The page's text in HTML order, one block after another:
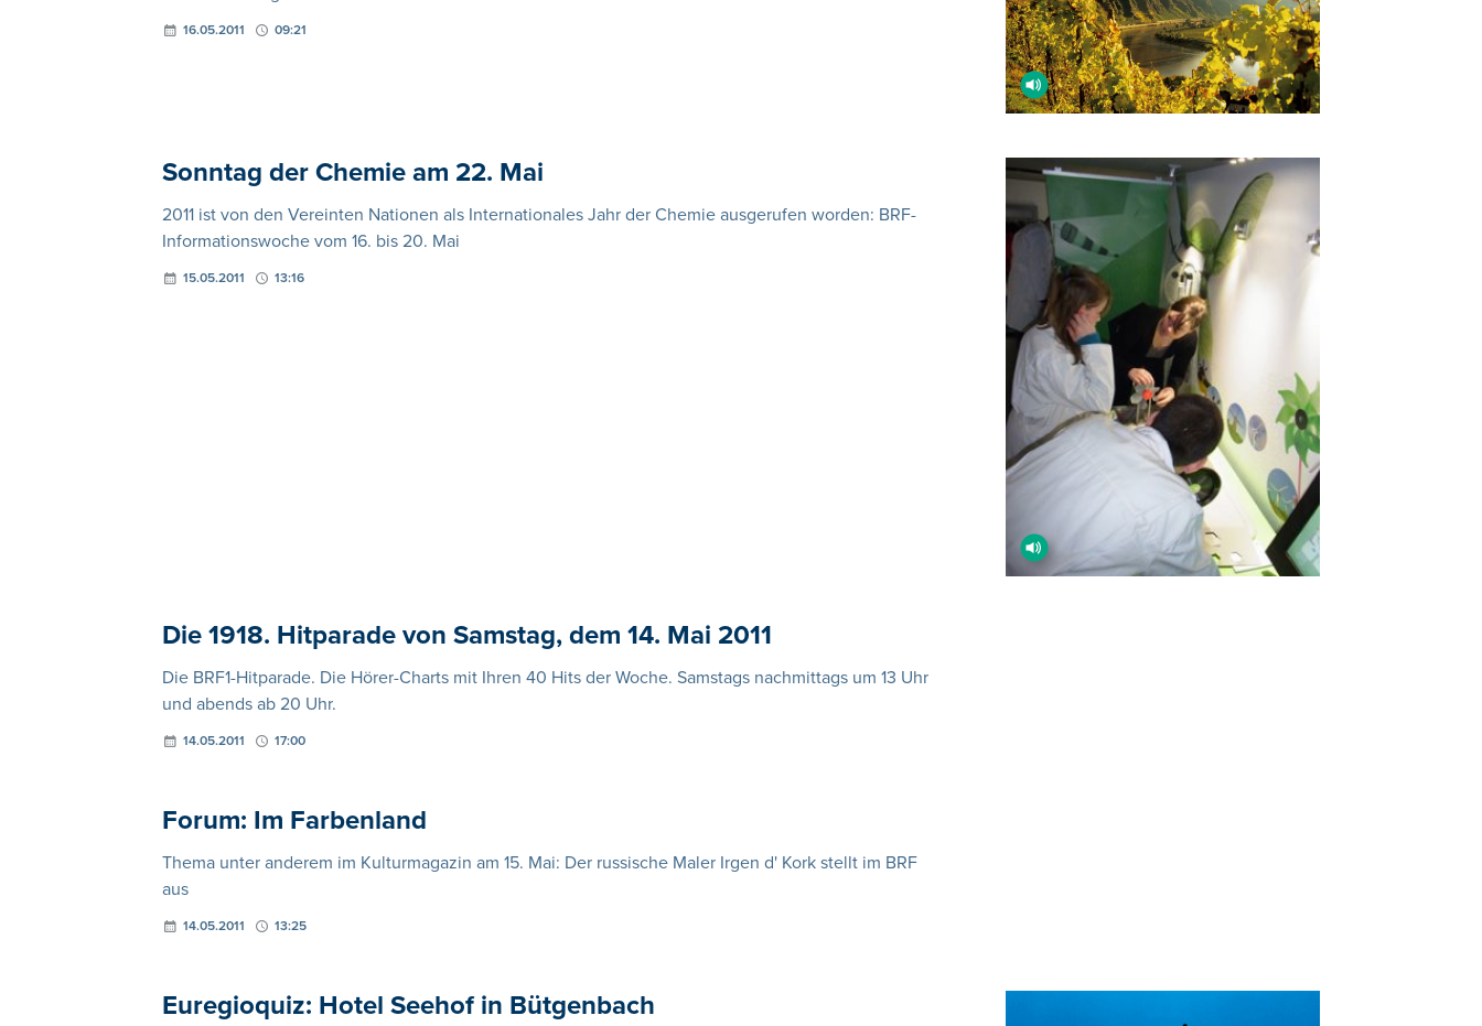
16.05.2011 09:21
Sonntag der Chemie am 22. Mai
2011 ist von den Vereinten Nationen als Internationales Jahr der Chemie ausgerufen worden: BRF-
Informationswoche vom 16. bis 20. Mai
15.05.2011 13:16
Die 1918. Hitparade von Samstag, dem 14. Mai 2011
Die BRF1-Hitparade. Die Hörer-Charts mit Ihren 40 Hits der Woche. Samstags nachmittags um 13 Uhr
und abends ab 20 Uhr.
14.05.2011 17:00
Forum: Im Farbenland
Thema unter anderem im Kulturmagazin am 15. Mai: Der russische Maler Irgen d' Kork stellt im BRF
aus
14.05.2011 13:25
Euregioquiz: Hotel Seehof in Bütgenbach